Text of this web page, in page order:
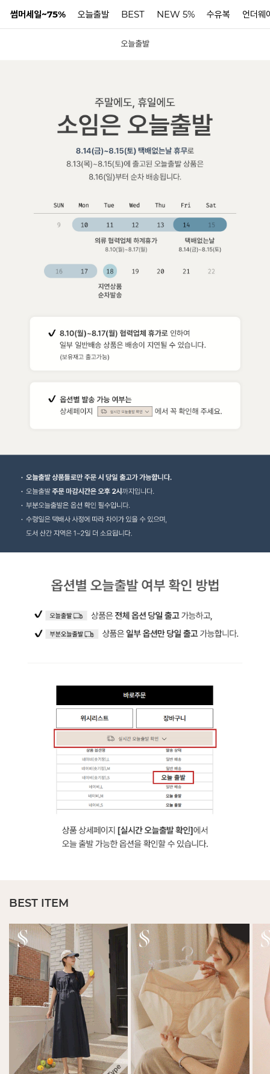
썸머세일~75% 오늘출발 BEST NEW 5% 수유복 언더웨
오늘출발
BEST ITEM